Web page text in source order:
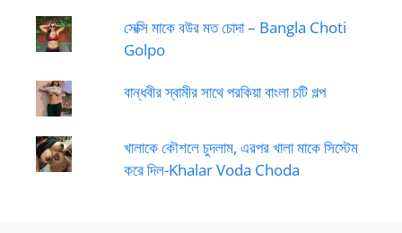
সেক্সি মাকে বউর মত চোদা – Bangla Choti
Golpo
বান্ধবীর স্বামীর সাথে পরকিয়া বাংলা চটি গল্প
খালাকে কৌশলে চুদলাম, এরপর খালা মাকে সিস্টেম
করে দিল-Khalar Voda Choda